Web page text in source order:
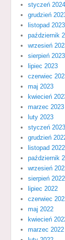
styczeń 2024
grudzień
listopad 2023
październik
wrzesień
sierpień 2023
lipiec 2023
czerwiec
maj 2023
kwiecień
marzec 2023
luty 2023
styczeń 2023
grudzień
listopad 2022
październik
wrzesień
sierpień 2022
lipiec 2022
czerwiec
maj 2022
kwiecień
marzec 2022